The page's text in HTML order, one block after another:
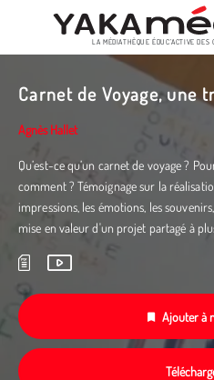
principal
LA MÉDIATHÈQUE ÉDUC’ACTIVE DES
Carnet de Voyage, une
Agnès Hallet
Qu’est-ce qu’un carnet de voyage ?
comment ? Témoignage sur la
impressions, les émotions, les
mise en valeur d'un projet partagé à
Ajouter à